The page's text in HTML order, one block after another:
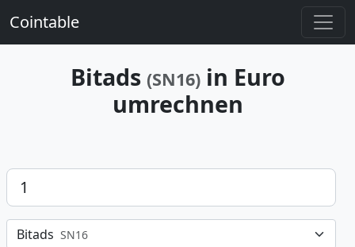
Cointable
Bitads (SN16)in Euro
umrechnen
Betrag
Bitads SN16